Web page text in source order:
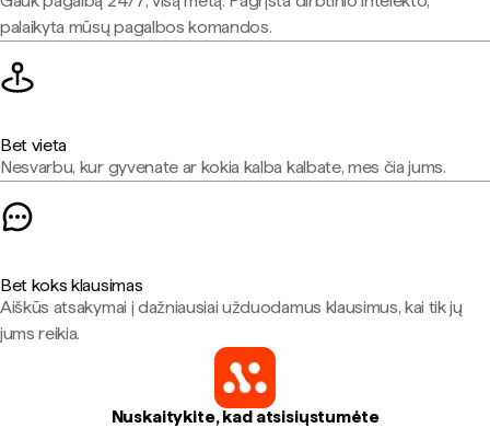
palaikyta mūsų pagalbos komandos.
Bet vieta
Nesvarbu, kur gyvenate ar kokia kalba kalbate, mes čia jums.
Bet koks klausimas
Aiškūs atsakymai į dažniausiai užduodamus klausimus, kai tik jų
jums reikia.
Nuskaitykite, kad atsisiųstumėte